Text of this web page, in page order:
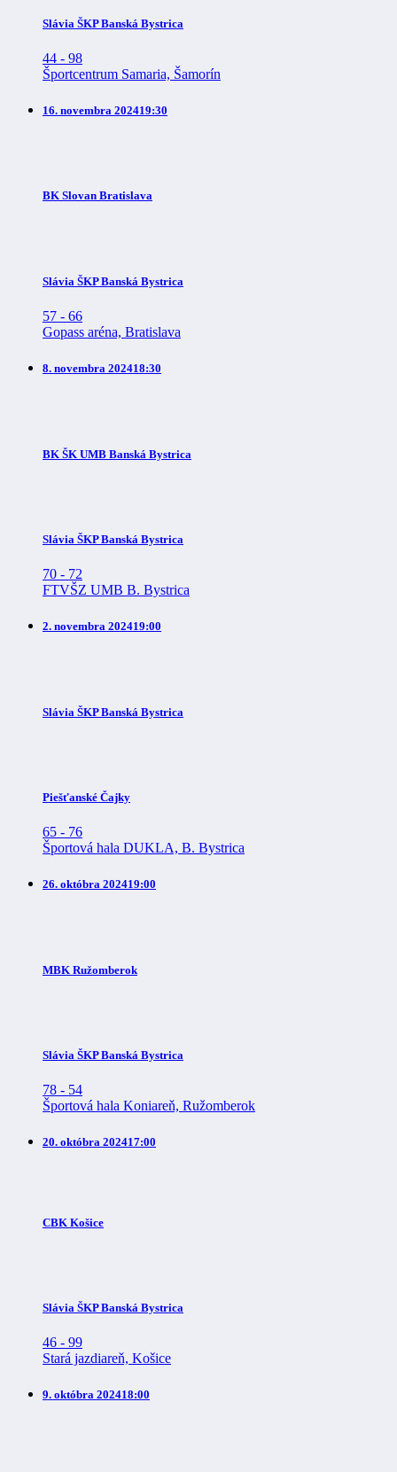
Slávia ŠKP Banská Bystrica
44 - 98
Športcentrum Samaria, Šamorín
16. novembra 202419:30
BK Slovan Bratislava
Slávia ŠKP Banská Bystrica
57 - 66
Gopass aréna, Bratislava
8. novembra 202418:30
BK ŠK UMB Banská Bystrica
Slávia ŠKP Banská Bystrica
70 - 72
FTVŠZ UMB B. Bystrica
2. novembra 202419:00
Slávia ŠKP Banská Bystrica
Piešťanské Čajky
65 - 76
Športová hala DUKLA, B. Bystrica
26. októbra 202419:00
MBK Ružomberok
Slávia ŠKP Banská Bystrica
78 - 54
Športová hala Koniareň, Ružomberok
20. októbra 202417:00
CBK Košice
Slávia ŠKP Banská Bystrica
46 - 99
Stará jazdiareň, Košice
9. októbra 202418:00